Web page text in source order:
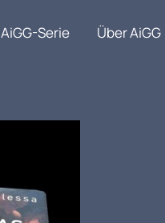
AiGG-Serie Über AiGG